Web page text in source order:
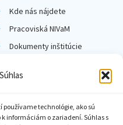
technológie, ako sú
informáciám o zariadení. Súhlas s
Kde nás nájdete
Pracoviská NIVaM
Dokumenty inštitúcie